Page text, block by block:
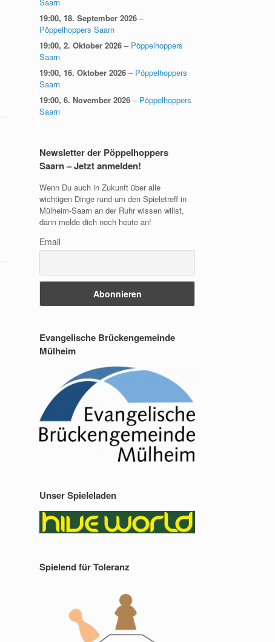
19:00, 18. September 2026 –
Pöppelhoppers Saarn
19:00,2. Oktober 2026 – Pöppelhoppers
Saarn
19:00, 16. Oktober 2026 – Pöppelhoppers
Saarn
19:00,6. November 2026 – Pöppelhoppers
Saarn
Newsletter der Pöppelhoppers
Saarn – Jetzt anmelden!
Wenn Du auch in Zukunft über alle
wichtigen Dinge rund um den Spieletreff in
Mülheim-Saarn an der Ruhr wissen willst,
dann melde dich noch heute an!
Email
Evangelische Brückengemeinde
Mülheim
Unser Spieleladen
Spielend für Toleranz